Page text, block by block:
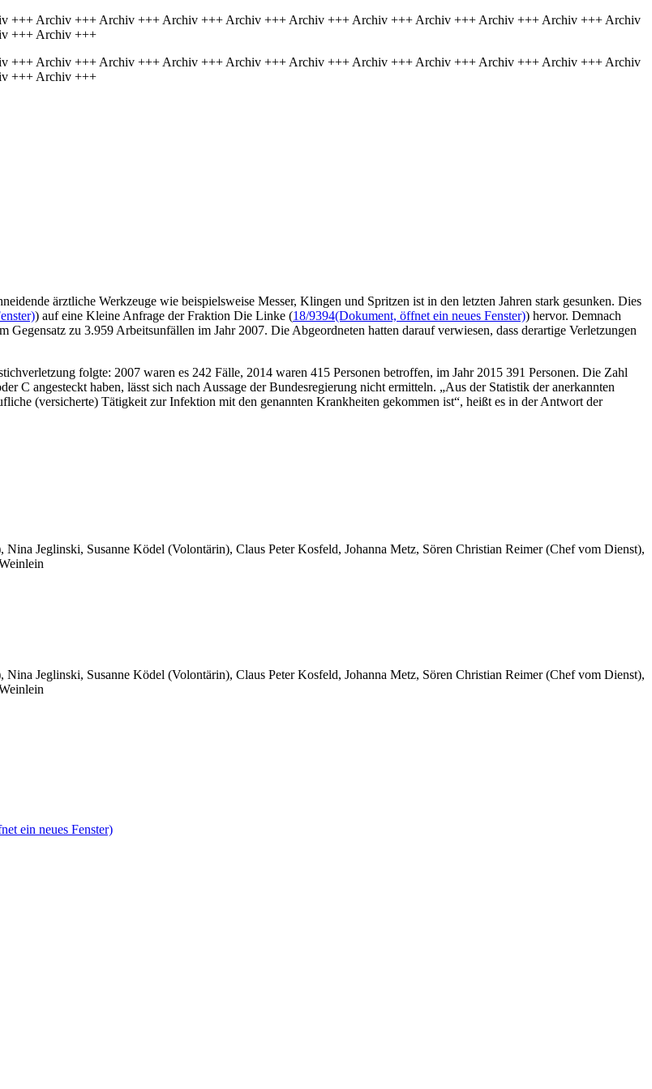
Archiv +++ Archiv +++ Archiv +++ Archiv +++ Archiv +++ Archiv +++ Archiv +++ Archiv +++ Archiv +++ Archiv
+++ Archiv +++
Archiv +++ Archiv +++ Archiv +++ Archiv +++ Archiv +++ Archiv +++ Archiv +++ Archiv +++ Archiv +++ Archiv
+++ Archiv +++
ärztliche Werkzeuge wie beispielsweise Messer, Klingen und Spritzen ist in den letzten Jahren stark gesunken. Dies
) auf eine Kleine Anfrage der Fraktion Die Linke (18/9394(Dokument, öffnet ein neues Fenster)) hervor. Demnach
zu 3.959 Arbeitsunfällen im Jahr 2007. Die Abgeordneten hatten darauf verwiesen, dass derartige Verletzungen
folgte: 2007 waren es 242 Fälle, 2014 waren 415 Personen betroffen, im Jahr 2015 391 Personen. Die Zahl
C angesteckt haben, lässt sich nach Aussage der Bundesregierung nicht ermitteln. „Aus der Statistik der anerkannten
(versicherte) Tätigkeit zur Infektion mit den genannten Krankheiten gekommen ist“, heißt es in der Antwort der
Nina Jeglinski, Susanne Ködel (Volontärin), Claus Peter Kosfeld, Johanna Metz, Sören Christian Reimer (Chef vom Dienst),
Nina Jeglinski, Susanne Ködel (Volontärin), Claus Peter Kosfeld, Johanna Metz, Sören Christian Reimer (Chef vom Dienst),
ein neues Fenster)